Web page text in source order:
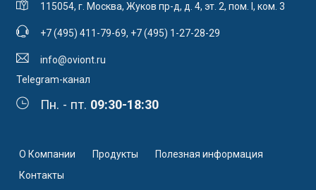
115054, г. Москва, Жуков пр-д, д. 4, эт. 2, пом. I, ком. 3
+7 (495) 411-79-69, +7 (495) 1-27-28-29
info@oviont.ru
Telegram-канал
Пн. - пт. 09:30-18:30
О Компании Продукты
Полезная информация
Контакты